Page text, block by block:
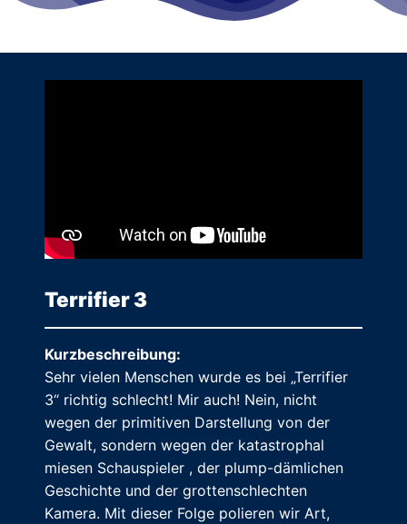
Terrifier 3
Kurzbeschreibung:
Sehr vielen Menschen wurde es bei „Terrifier
3“ richtig schlecht! Mir auch! Nein, nicht
wegen der primitiven Darstellung von der
Gewalt, sondern wegen der katastrophal
miesen Schauspieler , der plump-dämlichen
Geschichte und der grottenschlechten
Kamera. Mit dieser Folge polieren wir Art,